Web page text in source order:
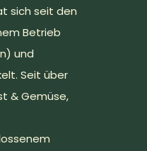
sich seit den
Betrieb
und
Seit über
& Gemüse,